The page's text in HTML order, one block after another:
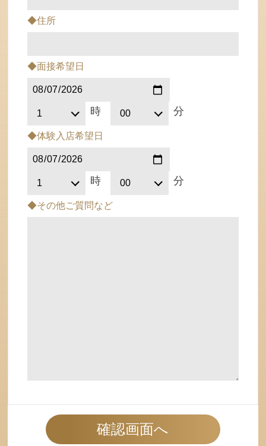
◆住所
◆面接希望日
時 分
◆体験入店希望日
時 分
◆その他ご質問など
確認画面へ